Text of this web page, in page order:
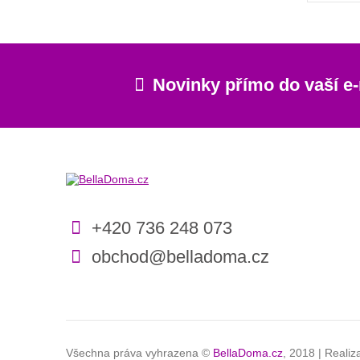
Novinky přímo do vaší
+420 736 248 073
obchod@belladoma.cz
Všechna práva vyhrazena © BellaDoma.cz , 2018 |